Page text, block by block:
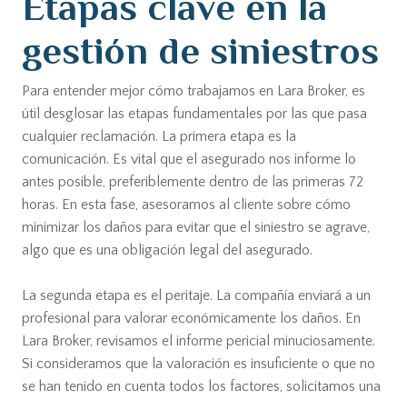
gestión de siniestros
Para entender mejor cómo trabajamos en Lara Broker, es
útil desglosar las etapas fundamentales por las que pasa
cualquier reclamación. La primera etapa es la
comunicación. Es vital que el asegurado nos informe lo
antes posible, preferiblemente dentro de las primeras 72
horas. En esta fase, asesoramos al cliente sobre cómo
minimizar los daños para evitar que el siniestro se agrave,
algo que es una obligación legal del asegurado.
La segunda etapa es el peritaje. La compañía enviará a un
profesional para valorar económicamente los daños. En
Lara Broker, revisamos el informe pericial minuciosamente.
Si consideramos que la valoración es insuficiente o que no
se han tenido en cuenta todos los factores, solicitamos una